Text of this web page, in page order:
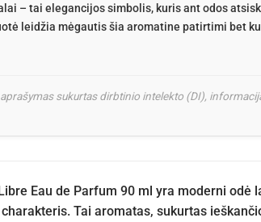
– tai elegancijos simbolis, kuris ant odos
leidžia mėgautis šia aromatine patirtimi bet
sukurtas dirbtinio intelekto (DI),
Eau de Parfum 90 ml yra moderni
Tai aromatas, sukurtas